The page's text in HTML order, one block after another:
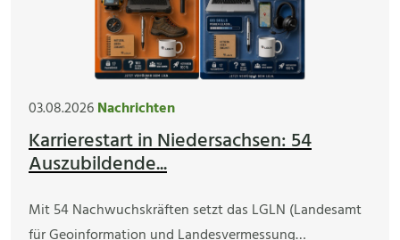
03.08.2026Nachrichten
Karrierestart in Niedersachsen: 54
Auszubildende...
Mit 54 Nachwuchskräften setzt das LGLN (Landesamt